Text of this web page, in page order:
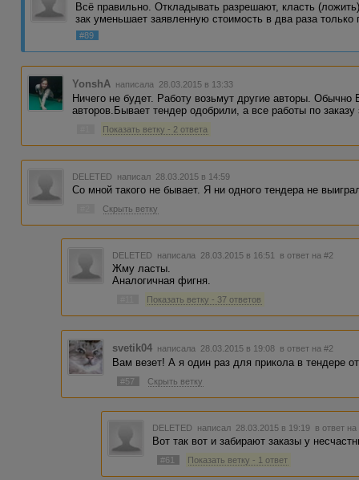
Всё правильно. Откладывать разрешают, класть
зак уменьшает заявленную стоимость в два раза только
#89
YonshA написала 28.03.2015 в 13:33
Ничего не будет. Работу возьмут другие авторы.
авторов.Бывает тендер одобрили, а все работы по
Показать ветку - 2 ответа
DELETED написал 28.03.2015 в 14:59
Со мной такого не бывает. Я ни одного тендера не
Скрыть ветку
DELETED написала 28.03.2015 в 16:51 в ответ на #2
Жму ласты.
Аналогичная фигня.
Показать ветку - 37 ответов
svetik04 написала 28.03.2015 в 19:08 в ответ на #2
Вам везет! А я один раз для прикола в тендере
#57 Скрыть ветку
DELETED написал 28.03.2015 в 19:19 в ответ
Вот так вот и забирают заказы у
#61 Показать ветку - 1 ответ